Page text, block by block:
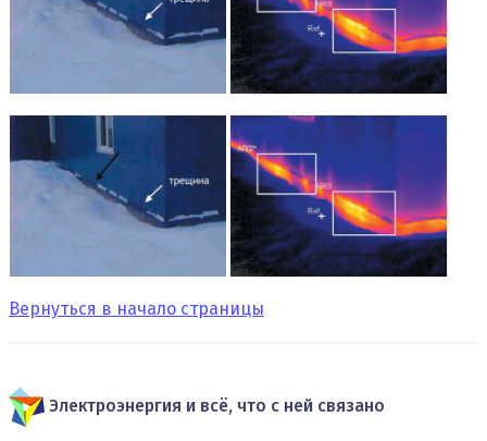
Вернуться в начало страницы
Электроэнергия и всё, что с ней связано